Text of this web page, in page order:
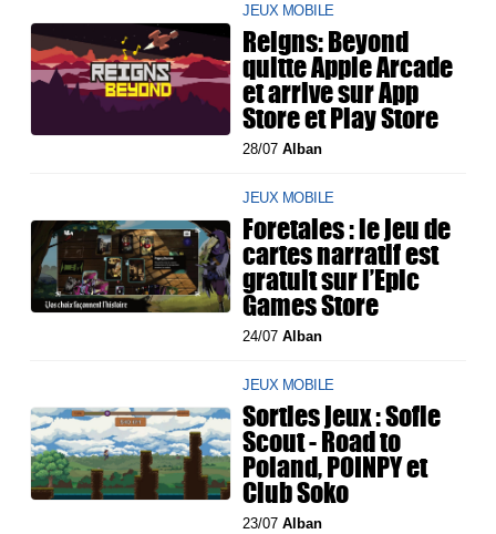
JEUX MOBILE
Reigns: Beyond
quitte Apple Arcade
et arrive sur App
Store et Play Store
28/07Alban
JEUX MOBILE
Foretales : le jeu de
cartes narratif est
gratuit sur l’Epic
Games Store
24/07Alban
JEUX MOBILE
Sorties jeux : Sofie
Scout - Road to
Poland, POINPY et
Club Soko
23/07Alban